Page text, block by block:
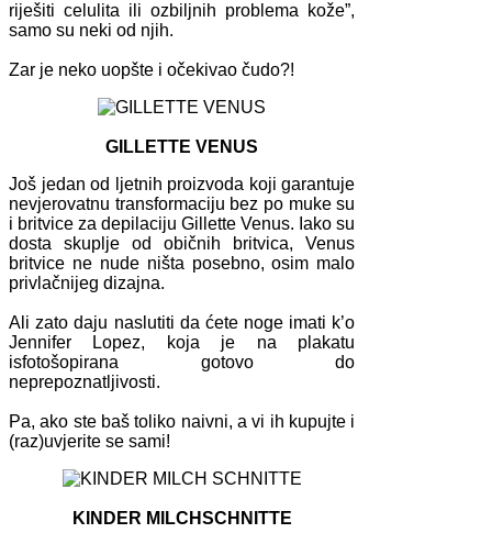
riješiti celulita ili ozbiljnih problema kože”,
samo su neki od njih.
Zar je neko uopšte i očekivao čudo?!
GILLETTE VENUS
Još jedan od ljetnih proizvoda koji garantuje
nevjerovatnu transformaciju bez po muke su
i britvice za depilaciju Gillette Venus. Iako su
dosta skuplje od običnih britvica, Venus
britvice ne nude ništa posebno, osim malo
privlačnijeg dizajna.
Ali zato daju naslutiti da ćete noge imati k’o
Jennifer Lopez, koja je na plakatu
isfotošopirana gotovo do
neprepoznatljivosti.
Pa, ako ste baš toliko naivni, a vi ih kupujte i
(raz)uvjerite se sami!
KINDER MILCHSCHNITTE